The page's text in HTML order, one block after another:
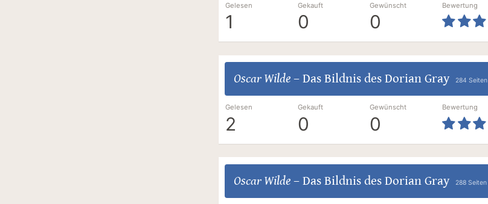
Gelesen
1
Gekauft
0
Gewünscht
0
Bewertung
Oscar Wilde– Das Bildnis des Dorian Gray 284 Seiten
Gelesen
2
Gekauft
0
Gewünscht
0
Bewertung
Oscar Wilde– Das Bildnis des Dorian Gray 288 Seiten